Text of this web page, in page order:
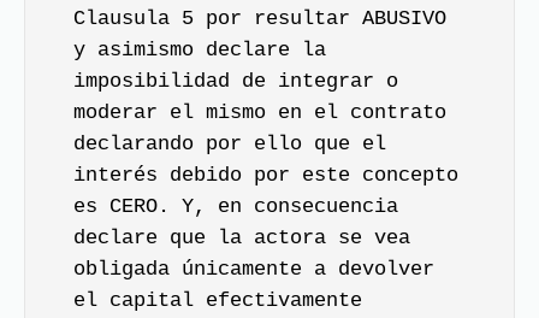
Clausula 5 por resultar ABUSIVO
y asimismo declare la
imposibilidad de integrar o
moderar el mismo en el contrato
declarando por ello que el
interés debido por este concepto
es CERO. Y, en consecuencia
declare que la actora se vea
obligada únicamente a devolver
el capital efectivamente